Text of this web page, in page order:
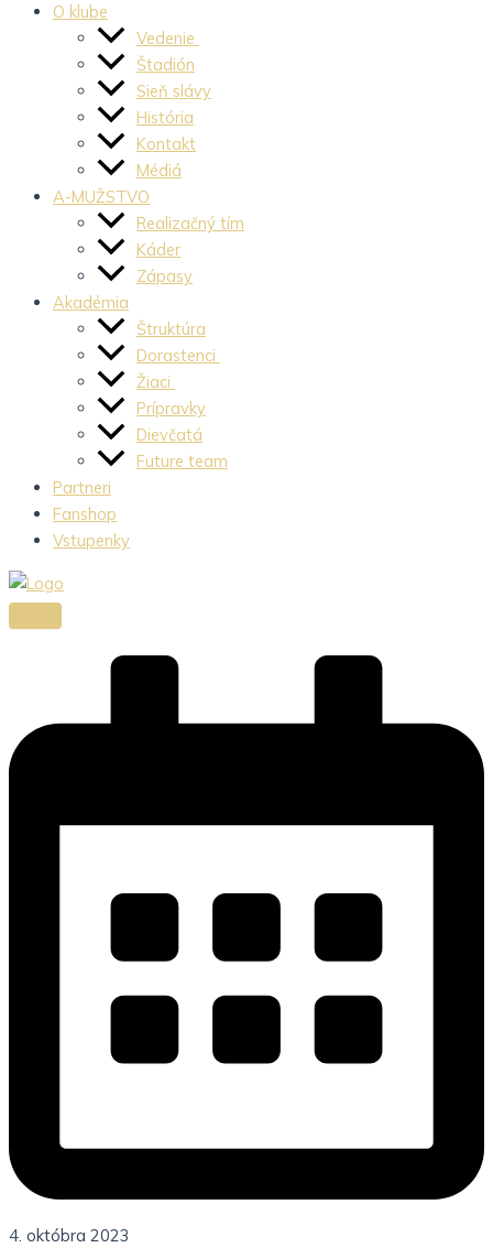
O klube
Vedenie
Štadión
Sieň slávy
História
Kontakt
Médiá
A-MUŽSTVO
Realizačný tím
Káder
Zápasy
Akadémia
Štruktúra
Dorastenci
Žiaci
Prípravky
Dievčatá
Future team
Partneri
Fanshop
Vstupenky
4. októbra 2023